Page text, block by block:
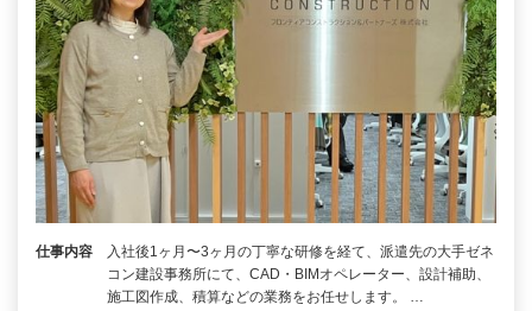
仕事内容
入社後1ヶ月〜3ヶ月の丁寧な研修を経て、派遣先の大手ゼネ
コン建設事務所にて、CAD・BIMオペレーター、設計補助、
施工図作成、積算などの業務をお任せします。 …